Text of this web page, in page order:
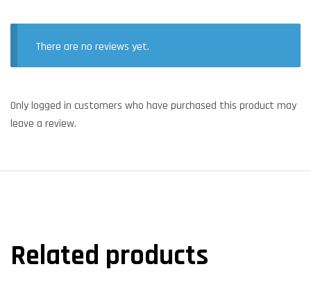
There are no reviews yet.
Only logged in customers who have purchased this product may
leave a review.
Related products